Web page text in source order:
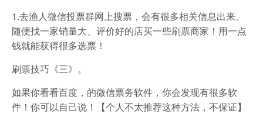
1.去渔人微信投票群网上搜票，会有很多相关信息出来。
随便找一家销量大、评价好的店买一些刷票商家！用一点
钱就能获得很多选票！
刷票技巧《三》。
如果你看看百度，的微信票务软件，你会发现有很多软
件！你可以自己说！【个人不太推荐这种方法，不保证】